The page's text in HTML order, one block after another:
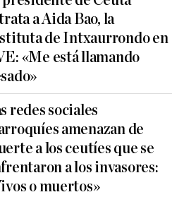
a Aida Bao, la
de Intxaurrondo en
«Me está llamando
redes sociales
amenazan de
a los ceutíes que se
a los invasores:
o muertos»